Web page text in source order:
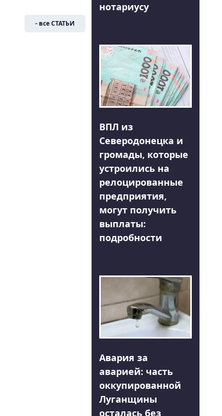
- все СТАТЬИ
нотариусу
ВПЛ из
Северодонецка и
громады, которые
устроились на
релоцированные
предприятия,
могут получить
выплаты:
подробности
Авария за
аварией: часть
оккупированной
Луганщины
осталась без